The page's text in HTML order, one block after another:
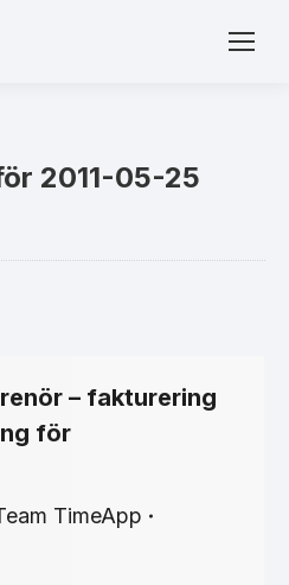
2011-05-25
– fakturering
för
TimeApp